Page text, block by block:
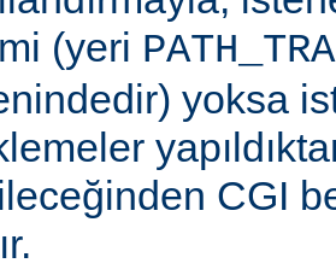
(yeri
yoksa
CGI